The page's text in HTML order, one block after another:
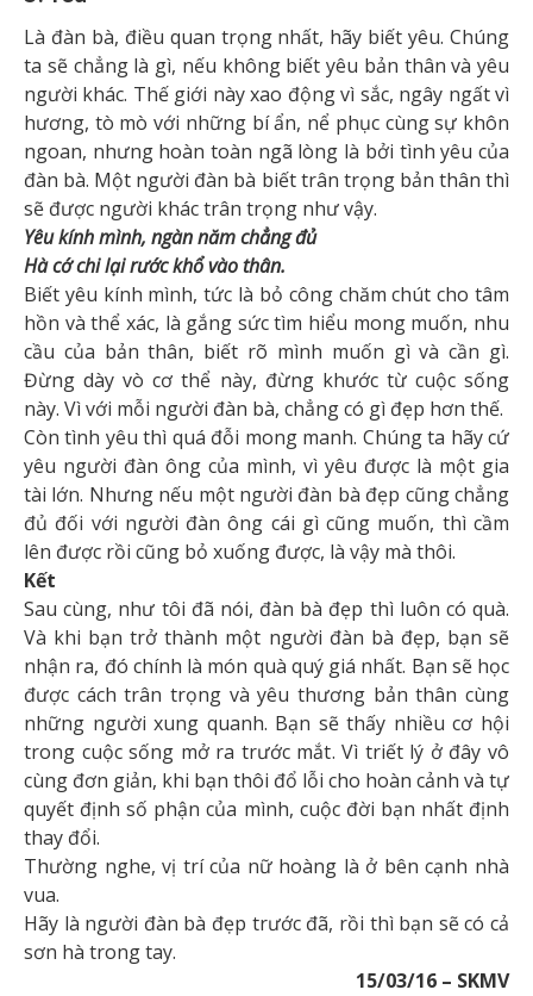
Là đàn bà, điều quan trọng nhất, hãy biết yêu. Chúng
ta sẽ chẳng là gì, nếu không biết yêu bản thân và yêu
người khác. Thế giới này xao động vì sắc, ngây ngất vì
hương, tò mò với những bí ẩn, nể phục cùng sự khôn
ngoan, nhưng hoàn toàn ngã lòng là bởi tình yêu của
đàn bà. Một người đàn bà biết trân trọng bản thân thì
sẽ được người khác trân trọng như vậy.
Yêu kính mình, ngàn năm chẳng đủ
Hà cớ chi lại rước khổ vào thân.
Biết yêu kính mình, tức là bỏ công chăm chút cho tâm
hồn và thể xác, là gắng sức tìm hiểu mong muốn, nhu
cầu của bản thân, biết rõ mình muốn gì và cần gì.
Đừng dày vò cơ thể này, đừng khước từ cuộc sống
này. Vì với mỗi người đàn bà, chẳng có gì đẹp hơn thế.
Còn tình yêu thì quá đỗi mong manh. Chúng ta hãy cứ
yêu người đàn ông của mình, vì yêu được là một gia
tài lớn. Nhưng nếu một người đàn bà đẹp cũng chẳng
đủ đối với người đàn ông cái gì cũng muốn, thì cầm
lên được rồi cũng bỏ xuống được, là vậy mà thôi.
Kết
Sau cùng, như tôi đã nói, đàn bà đẹp thì luôn có quà.
Và khi bạn trở thành một người đàn bà đẹp, bạn sẽ
nhận ra, đó chính là món quà quý giá nhất. Bạn sẽ học
được cách trân trọng và yêu thương bản thân cùng
những người xung quanh. Bạn sẽ thấy nhiều cơ hội
trong cuộc sống mở ra trước mắt. Vì triết lý ở đây vô
cùng đơn giản, khi bạn thôi đổ lỗi cho hoàn cảnh và tự
quyết định số phận của mình, cuộc đời bạn nhất định
thay đổi.
Thường nghe, vị trí của nữ hoàng là ở bên cạnh nhà
vua.
Hãy là người đàn bà đẹp trước đã, rồi thì bạn sẽ có cả
sơn hà trong tay.
15/03/16 – SKMV